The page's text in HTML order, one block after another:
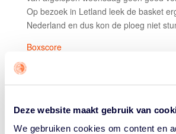
Deze website maakt gebruik van
We gebruiken cookies om content en
Op bezoek in Letland leek de basket
Nederland en dus kon de ploeg niet
Boxscore
De Letten pakten al snel een
Nederland zich terug knokte voelde
minuten was het al 43-30 voor Letland
niet alsof Nederland een comeback in